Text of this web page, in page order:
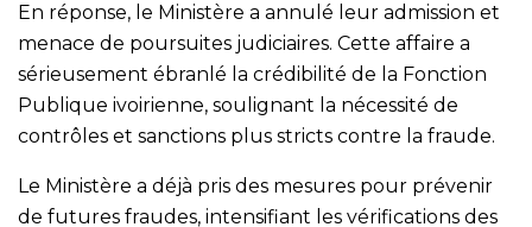
En réponse, le Ministère a annulé leur admission et
menace de poursuites judiciaires. Cette affaire a
sérieusement ébranlé la crédibilité de la Fonction
Publique ivoirienne, soulignant la nécessité de
contrôles et sanctions plus stricts contre la fraude.
Le Ministère a déjà pris des mesures pour prévenir
de futures fraudes, intensifiant les vérifications des